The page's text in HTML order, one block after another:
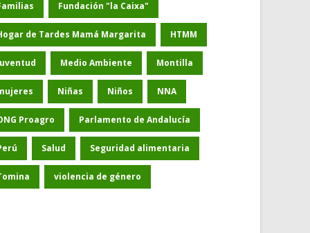
Fundación "la Caixa"
de Tardes Mamá Margarita HTMM
Medio Ambiente Montilla
Niñas Niños NNA
Proagro Parlamento de Andalucía
Salud Seguridad alimentaria
violencia de género